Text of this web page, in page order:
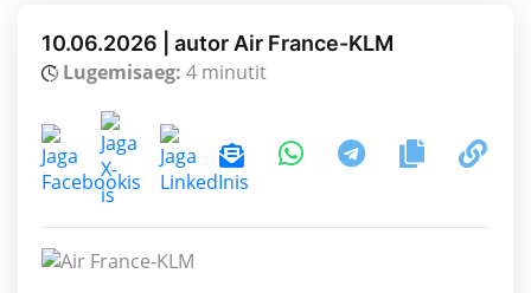
10.06.2026 | autor Air France-KLM
Lugemisaeg: 4 minutit